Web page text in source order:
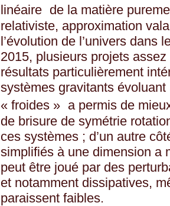
linéaire de la matière
relativiste, approximation
l’évolution de l’univers dans
2015, plusieurs projets
résultats particulièrement
systèmes gravitants
« froides » a permis de
de brisure de symétrie
ces systèmes ; d’un autre
simplifiés à une dimension a
peut être joué par des
et notamment dissipatives,
paraissent faibles.